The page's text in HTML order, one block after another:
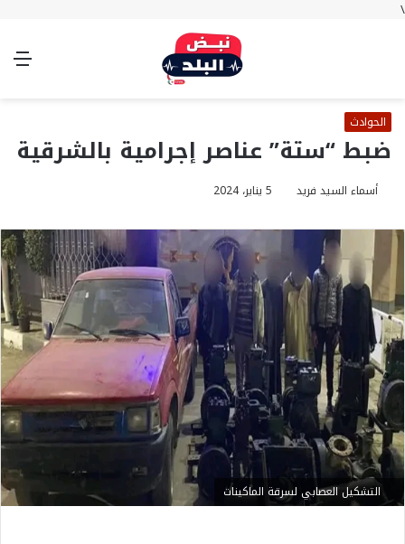
\
الوضع
الحوادث
ضبط “ستة” عناصر إجرامية بالشرقية
أسماء السيد فريد 5 يناير، 2024
التشكيل العصابي لسرقة الماكينات